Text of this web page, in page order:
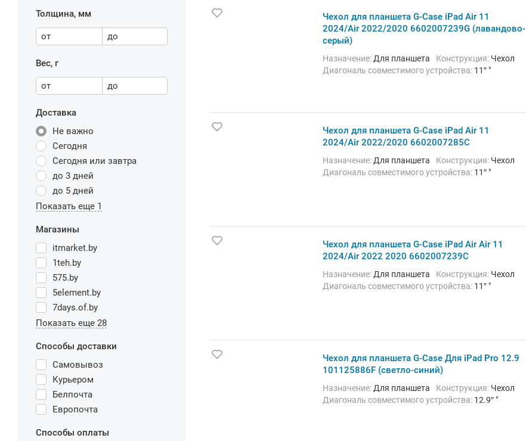
Толщина, мм
от до
Вес, г
от до
Доставка
Не важно
Сегодня
Сегодня или завтра
до 3 дней
до 5 дней
Показать еще 1
Магазины
itmarket.by
1teh.by
575.by
5element.by
7days.of.by
Показать еще 28
Способы доставки
Самовывоз
Курьером
Белпочта
Европочта
Способы оплаты
Чехол для планшета G-Case iPad Air 11
2024/Air 2022/2020 6602007239G (лавандово-
серый)
Назначение: Для планшета Конструкция: Чехол
Диагональ совместимого устройства: 11″ "
Чехол для планшета G-Case iPad Air 11
2024/Air 2022/2020 6602007285C
Назначение: Для планшета Конструкция: Чехол
Диагональ совместимого устройства: 11″ "
Чехол для планшета G-Case iPad Air Air 11
2024/Air 2022 2020 6602007239C
Назначение: Для планшета Конструкция: Чехол
Диагональ совместимого устройства: 11″ "
Чехол для планшета G-Case Для iPad Pro 12.9
101125886F (светло-синий)
Назначение: Для планшета Конструкция: Чехол
Диагональ совместимого устройства: 12.9″ "